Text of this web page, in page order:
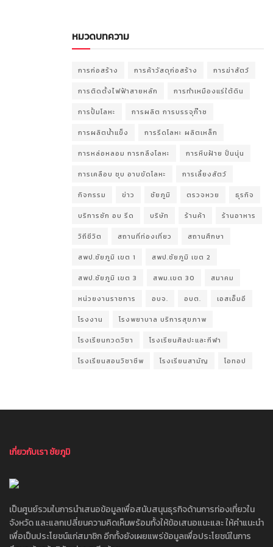
หมวดบทความ
การก่อสร้าง การค้าวัสดุก่อสร้าง การฆ่าสัตว์
การติดตั้งไฟฟ้าสายหลัก การทำเหมืองแร่ใต้ดิน
การปั้มโลหะ การผลิต การบรรจุก๊าซ
การผลิตน้ำแข็ง การรีดโลหะ ผลิตเหล็ก
การหล่อหลอม การกลึงโลหะ การหีบฝ้าย ปั่นนุ่น
การเคลือบ ชุบ อาบขัดโลหะ การเลี้ยงสัตว์
กิจกรรม ข่าว ชัยภูมิ ตรวจหวย ธุรกิจ
บริการซัก อบ รีด บริษัท ร้านค้า ร้านอาหาร
วิถีชีวิต สถานที่ท่องเที่ยว สถานศึกษา
สพป.ชัยภูมิ เขต 1 สพป.ชัยภูมิ เขต 2
สพป.ชัยภูมิ เขต 3 สพม.เขต 30 สมาคม
หน่วยงานราชการ อบจ. อบต. เอสเอ็มอี
โรงงาน โรงพยาบาล บริการสุขภาพ
โรงเรียนกวดวิชา โรงเรียนศิลปะและกีฬา
โรงเรียนสอนวิชาชีพ โรงเรียนสามัญ โอทอป
เกี่ยวกับเรา ชัยภูมิ
เป็นศูนย์รวมในการนำเสนอข้อมูลเพื่อสนับสนุนธุรกิจด้านการท่องเที่ยวใน
จังหวัด และแลกเปลี่ยนความคิดเห็นพร้อมทั้งให้ข้อเสนอแนะและ ให้คำแนะนำ
เพื่อเป็นประโยชน์แก่สมาชิก อีกทั้งยังเผยแพร่ข้อมูลเพื่อประโยชน์ในการ